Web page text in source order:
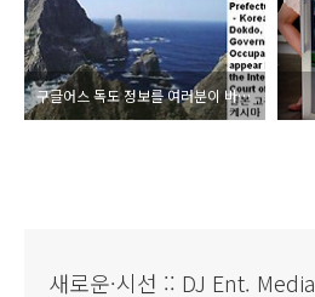
구글어스 독도 정보를 여러분이 바로 잡아 주세욧!!
새로운·시선 :: DJ Ent. Media